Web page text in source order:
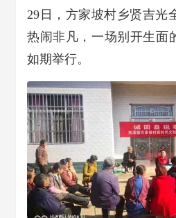
29日，方家坡村乡贤吉光
热闹非凡，一场别开生面
如期举行。